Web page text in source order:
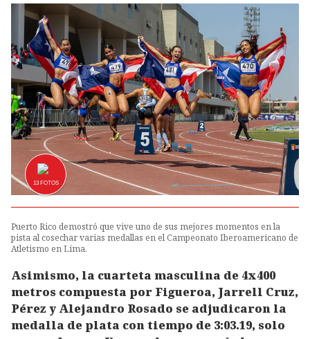
13FOTOS
Puerto Rico demostró que vive uno de sus mejores momentos en la
pista al cosechar varias medallas en el Campeonato Iberoamericano de
Atletismo en Lima.
Asimismo, la cuarteta masculina de 4x400
metros compuesta por Figueroa, Jarrell Cruz,
Pérez y Alejandro Rosado se adjudicaron la
medalla de plata con tiempo de 3:03.19, solo